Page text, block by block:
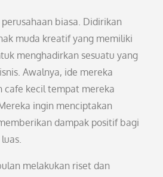
biasa. Didirikan
muda kreatif yang memiliki
menghadirkan sesuatu yang
Awalnya, ide mereka
cafe kecil tempat mereka
ingin menciptakan
dampak positif bagi
melakukan riset dan